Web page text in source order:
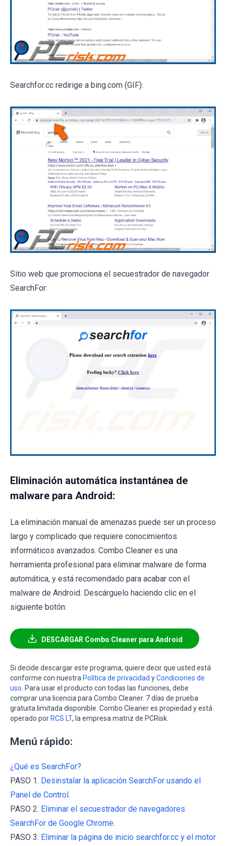
Searchfor.cc redirige a bing.com (GIF):
Sitio web que promociona el secuestrador de navegador
SearchFor:
Eliminación automática instantánea de
malware para Android:
La eliminación manual de amenazas puede ser un proceso
largo y complicado que requiere conocimientos
informáticos avanzados. Combo Cleaner es una
herramienta profesional para eliminar malware de forma
automática, y está recomendado para acabar con el
malware de Android. Descárguelo haciendo clic en el
siguiente botón:
DESCARGAR Combo Cleaner para Android
Si decide descargar este programa, quiere decir que usted está
conforme con nuestra Política de privacidad yCondiciones de
uso. Para usar el producto con todas las funciones, debe
comprar una licencia para Combo Cleaner. 7 días de prueba
gratuita limitada disponible. Combo Cleaner es propiedad y está
operado por RCS LT, la empresa matriz de PCRisk.
Menú rápido:
¿Qué es SearchFor?
PASO 1. Desinstalar la aplicación SearchFor usando el
Panel de Control.
PASO 2. Eliminar el secuestrador de navegadores
SearchFor de Google Chrome.
PASO 3. Eliminar la página de inicio searchfor.cc y el motor